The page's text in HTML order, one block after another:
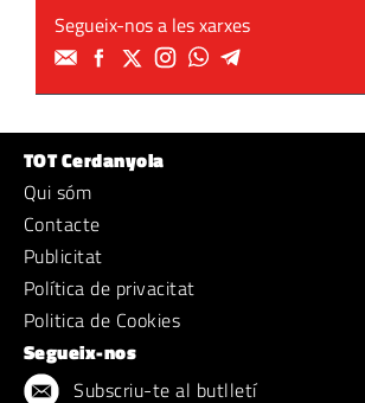
Segueix-nos a les xarxes
TOT Cerdanyola
Qui sóm
Contacte
Publicitat
Política de privacitat
Politica de Cookies
Segueix-nos
Subscriu-te al butlletí